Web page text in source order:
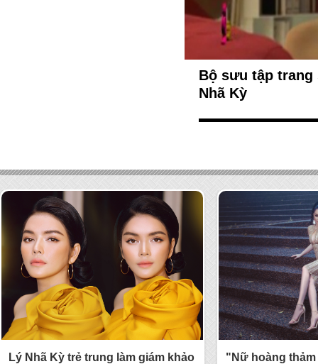
Bộ sưu tập
Nhã Kỳ
Lý Nhã Kỳ trẻ trung làm giám khảo
"Nữ hoàng